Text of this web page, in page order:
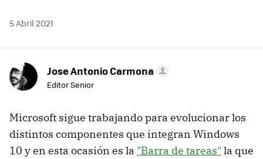
5 Abril 2021
Jose Antonio Carmona
Editor Senior
Microsoft sigue trabajando para evolucionar los
distintos componentes que integran Windows
10 y en esta ocasión es la "Barra de tareas" la que